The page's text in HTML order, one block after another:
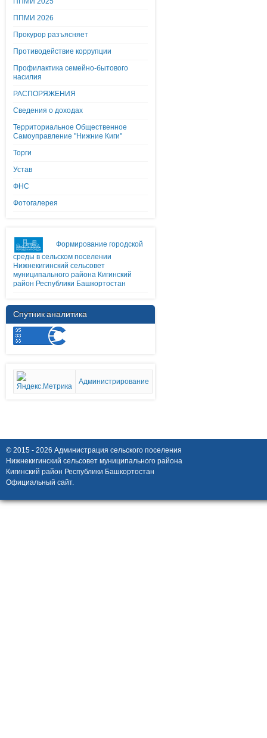
ППМИ 2026
Прокурор разъясняет
Противодействие коррупции
Профилактика семейно-бытового
насилия
РАСПОРЯЖЕНИЯ
Сведения о доходах
Территориальное Общественное
Самоуправление "Нижние Киги"
Торги
Устав
ФНС
Фотогалерея
Формирование городской
среды в сельском поселении
Нижнекигинский сельсовет
муниципального района Кигинский
район Республики Башкортостан
Спутник аналитика
Администрирование
© 2015 - 2026 Администрация сельского поселения
Нижнекигинский сельсовет муниципального района
Кигинский район Республики Башкортостан
Официальный сайт.